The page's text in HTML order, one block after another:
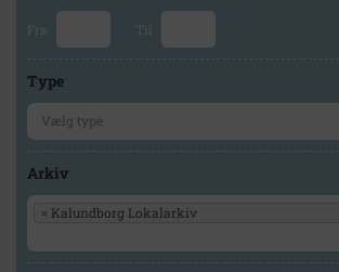
Fra Til
Type
Arkiv
× Kalundborg Lokalarkiv